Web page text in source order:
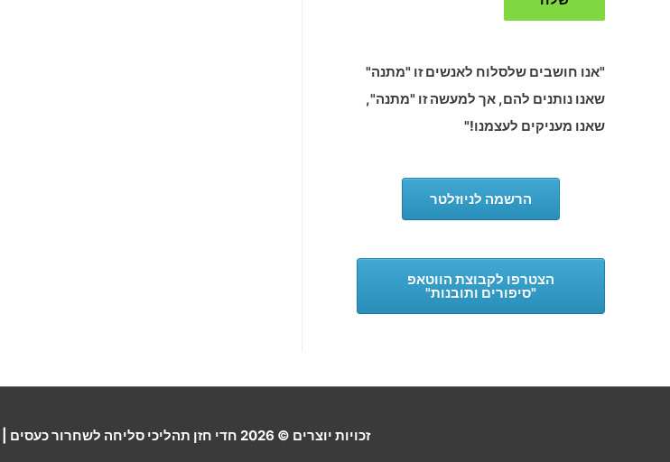
"אנו חושבים שלסלוח לאנשים זו "מתנה"
שאנו נותנים להם, אך למעשה זו "מתנה",
שאנו מעניקים לעצמנו!"
הרשמה לניוזלטר
הצטרפו לקבוצת הווטאפ
"סיפורים ותובנות"
זכויות יוצרים © 2026 חדי חזן תהליכי סליחה לשחרור כעסים